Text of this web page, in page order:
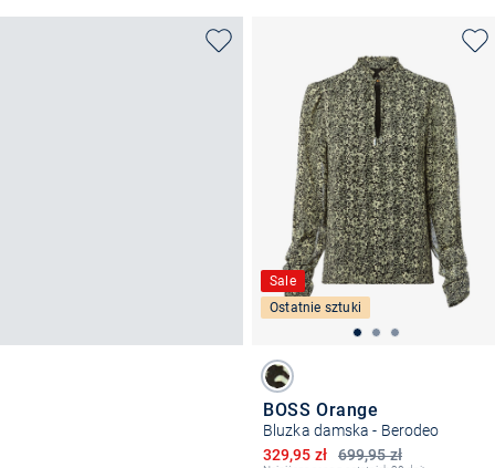
Sale
Ostatnie sztuki
BOSS Orange
Bluzka damska - Berodeo
699,95 zł
Obniżona cena
329,95 zł